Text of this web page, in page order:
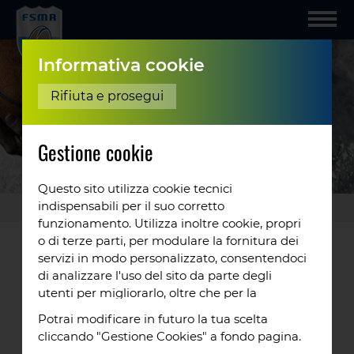
Rugby 7s/ Nazionale
NAZIONALE MASCHILE SEVEN
Lo Sguardo al Futuro
Oggi la Nazionale guarda avanti con
entusiasmo. Le prossima grande sfida sarà ai
Informativa cookie
Rifiuta e prosegui
Gestione cookie
Questo sito utilizza cookie tecnici
indispensabili per il suo corretto
funzionamento. Utilizza inoltre cookie, propri
o di terze parti, per modulare la fornitura dei
servizi in modo personalizzato, consentendoci
di analizzare l'uso del sito da parte degli
utenti per migliorarlo, oltre che per la
proposte o messaggi pubblicitari. Puoi
accettare tutti i cookie da noi utilizzati, o
Potrai modificare in futuro la tua scelta
cliccando "Gestione Cookies" a fondo pagina.